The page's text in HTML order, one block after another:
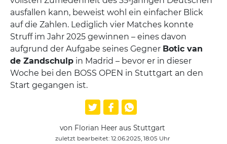
ausfallen kann, beweist wohl ein einfacher Blick
auf die Zahlen. Lediglich vier Matches konnte
Struff im Jahr 2025 gewinnen – eines davon
aufgrund der Aufgabe seines Gegner Botic van
de Zandschulp in Madrid – bevor er in dieser
Woche bei den BOSS OPEN in Stuttgart an den
Start gegangen ist.
von Florian Heer aus Stuttgart
zuletzt bearbeitet: 12.06.2025, 18:05 Uhr